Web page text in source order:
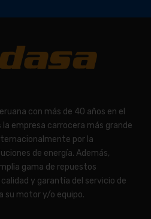
con más de 40 años en el
empresa carrocera más grande
por la
de energía. Además,
gama de repuestos
y garantía del servicio de
su motor y/o equipo.